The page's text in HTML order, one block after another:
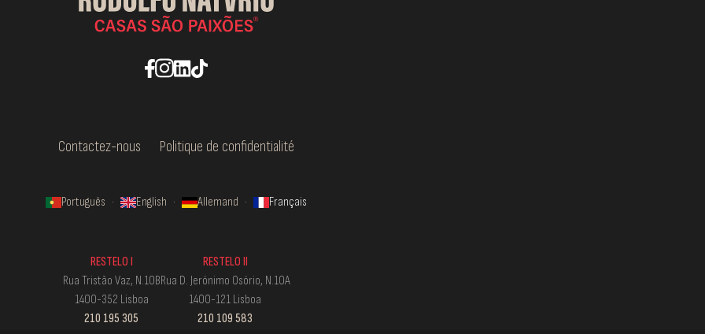
Contactez-nous Politique de confidentialité
Português · English · Allemand · Français
RESTELO I
Rua Tristão Vaz, N.10B
1400-352 Lisboa
210 195 305
RESTELO II
Rua D. Jerónimo Osório, N.10A
1400-121 Lisboa
210 109 583